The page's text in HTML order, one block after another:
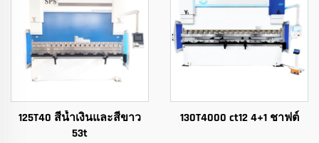
125T40 สีน้ำเงินและสีขาว
53t
130T4000 ct12 4+1 ชาฟต์